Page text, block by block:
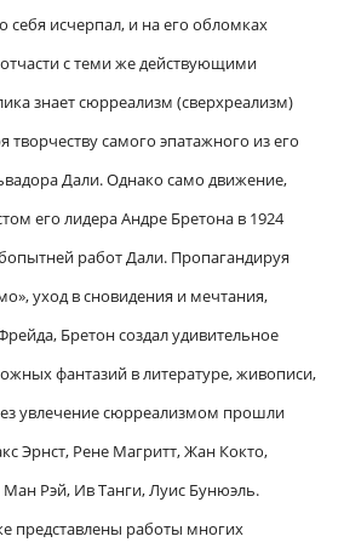
себя исчерпал, и на его обломках
с теми же действующими
знает сюрреализм (сверхреализм)
творчеству самого эпатажного из его
Дали. Однако само движение,
его лидера Андре Бретона в 1924
работ Дали. Пропагандируя
уход в сновидения и мечтания,
Бретон создал удивительное
фантазий в литературе, живописи,
увлечение сюрреализмом прошли
Эрнст, Рене Магритт, Жан Кокто,
Рэй, Ив Танги, Луис Бунюэль.
представлены работы многих